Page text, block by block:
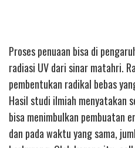
Proses penuaan bisa di
radiasi UV dari sinar matahri.
pembentukan radikal bebas
Hasil studi ilmiah menyatakan
bisa menimbulkan pembuatan
dan pada waktu yang sama,